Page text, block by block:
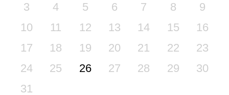
3
4 5 6 7 8
9
10
11 12 13 14 15
16
17
18 19 20 21 22
23
24
25 26 27 28 29
30
31